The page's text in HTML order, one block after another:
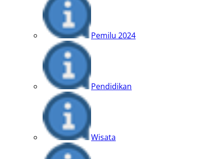
Pemilu 2024
Pendidikan
Wisata